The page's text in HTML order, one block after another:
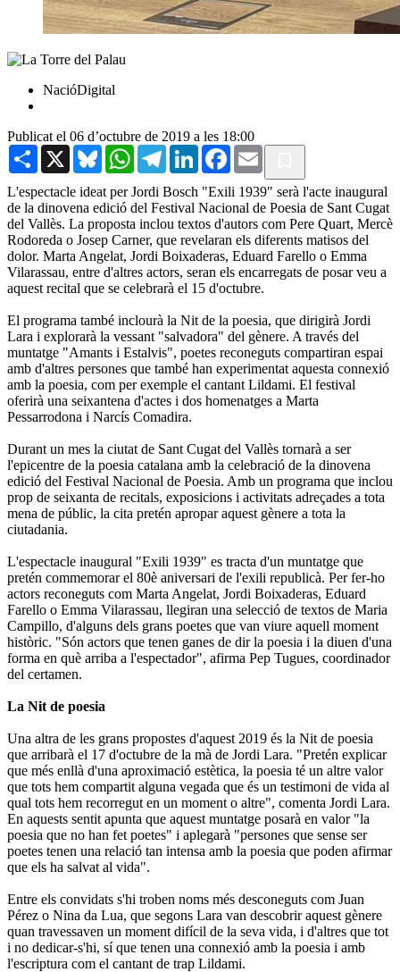
NacióDigital
Publicat el 06 d’octubre de 2019 a les 18:00
Share X BlueskyWhatsAppTelegramLinkedInFacebook
Email
L'espectacle ideat per Jordi Bosch "Exili 1939" serà l'acte inaugural
de la dinovena edició del Festival Nacional de Poesia de Sant Cugat
del Vallès. La proposta inclou textos d'autors com Pere Quart, Mercè
Rodoreda o Josep Carner, que revelaran els diferents matisos del
dolor. Marta Angelat, Jordi Boixaderas, Eduard Farello o Emma
Vilarassau, entre d'altres actors, seran els encarregats de posar veu a
aquest recital que se celebrarà el 15 d'octubre.
El programa també inclourà la Nit de la poesia, que dirigirà Jordi
Lara i explorarà la vessant "salvadora" del gènere. A través del
muntatge "Amants i Estalvis", poetes reconeguts compartiran espai
amb d'altres persones que també han experimentat aquesta connexió
amb la poesia, com per exemple el cantant Lildami. El festival
oferirà una seixantena d'actes i dos homenatges a Marta
Pessarrodona i Narcís Comadira.
Durant un mes la ciutat de Sant Cugat del Vallès tornarà a ser
l'epicentre de la poesia catalana amb la celebració de la dinovena
edició del Festival Nacional de Poesia. Amb un programa que inclou
prop de seixanta de recitals, exposicions i activitats adreçades a tota
mena de públic, la cita pretén apropar aquest gènere a tota la
ciutadania.
L'espectacle inaugural "Exili 1939" es tracta d'un muntatge que
pretén commemorar el 80è aniversari de l'exili republicà. Per fer-ho
actors reconeguts com Marta Angelat, Jordi Boixaderas, Eduard
Farello o Emma Vilarassau, llegiran una selecció de textos de Maria
Campillo, d'alguns dels grans poetes que van viure aquell moment
històric. "Són actors que tenen ganes de dir la poesia i la diuen d'una
forma en què arriba a l'espectador", afirma Pep Tugues, coordinador
del certamen.
La Nit de poesia
Una altra de les grans propostes d'aquest 2019 és la Nit de poesia
que arribarà el 17 d'octubre de la mà de Jordi Lara. "Pretén explicar
que més enllà d'una aproximació estètica, la poesia té un altre valor
que tots hem compartit alguna vegada que és un testimoni de vida al
qual tots hem recorregut en un moment o altre", comenta Jordi Lara.
En aquests sentit apunta que aquest muntatge posarà en valor "la
poesia que no han fet poetes" i aplegarà "persones que sense ser
poetes tenen una relació tan intensa amb la poesia que poden afirmar
que els ha salvat al vida".
Entre els convidats s'hi troben noms més desconeguts com Juan
Pérez o Nina da Lua, que segons Lara van descobrir aquest gènere
quan travessaven un moment difícil de la seva vida, i d'altres que tot
i no dedicar-s'hi, sí que tenen una connexió amb la poesia i amb
l'escriptura com el cantant de trap Lildami.